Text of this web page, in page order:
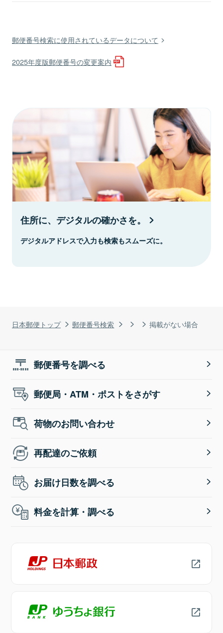
日本郵便トップ 郵便番号検索 掲載がない場合
郵便番号検索に使用されているデータについて
2025年度版郵便番号の変更案内
住所に、デジタルの確かさを。
デジタルアドレスで入力も検索もスムーズに。
郵便番号を調べる
郵便局・ATM・ポストをさがす
荷物のお問い合わせ
再配達のご依頼
お届け日数を調べる
料金を計算・調べる